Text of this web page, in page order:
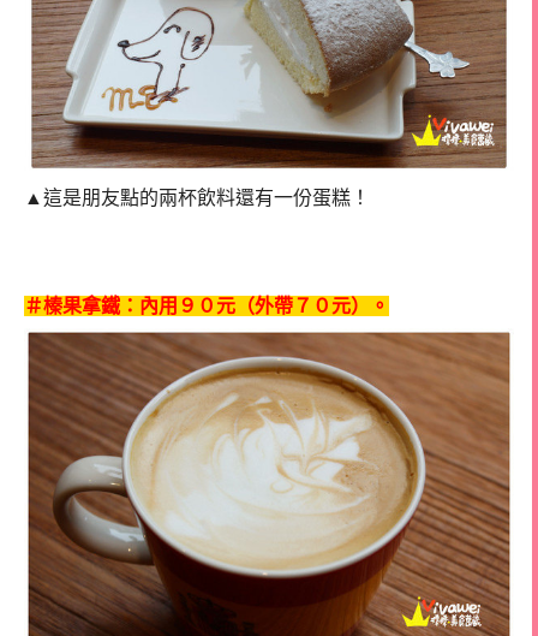
▲ 這是朋友點的兩杯飲料還有一份蛋糕！
＃榛果拿鐵：內用９０元（外帶７０元）。